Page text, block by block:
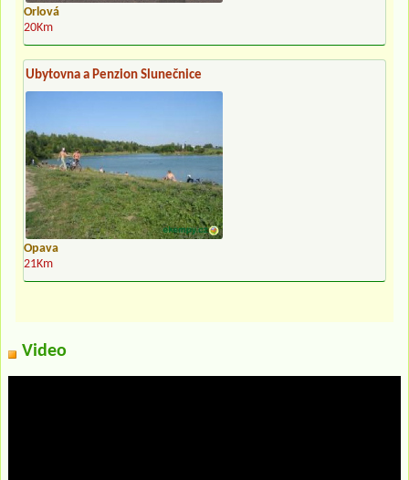
Orlová
20Km
Ubytovna a Penzion Slunečnice
Opava
21Km
Video